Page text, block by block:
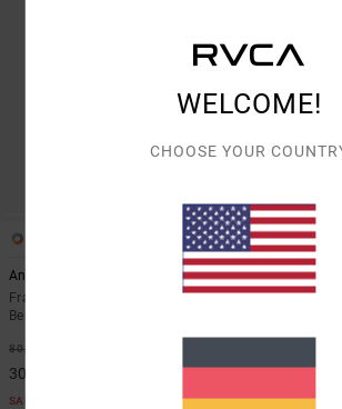
ARTIST NETWORK PROGRAM
Antonia Figueiredo Checker
Frauen Rot Overall mit weiten
Beinen
80,00 €
30,00 €
SALE
1
Labour
Frauen
WELCOME!
CHOOSE YOUR